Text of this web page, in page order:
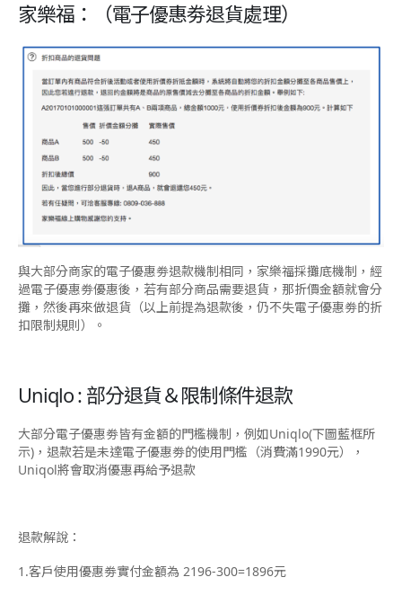
家樂福：（電子優惠劵退貨處理）
與大部分商家的電子優惠劵退款機制相同，家樂福採攤底機制，經
過電子優惠劵優惠後，若有部分商品需要退貨，那折價金額就會分
攤，然後再來做退貨（以上前提為退款後，仍不失電子優惠劵的折
扣限制規則）。
Uniqlo : 部分退貨＆限制條件退款
大部分電子優惠劵皆有金額的門檻機制，例如Uniqlo(下圖藍框所
示)，退款若是未達電子優惠劵的使用門檻（消費滿1990元），
Uniqol將會取消優惠再給予退款
退款解說：
1.客戶使用優惠劵實付金額為 2196-300=1896元